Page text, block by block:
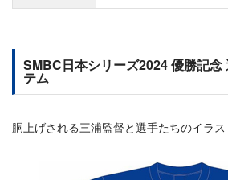
SMBC日本シリーズ2024 優勝記念
テム
胴上げされる三浦監督と選手たちのイラス